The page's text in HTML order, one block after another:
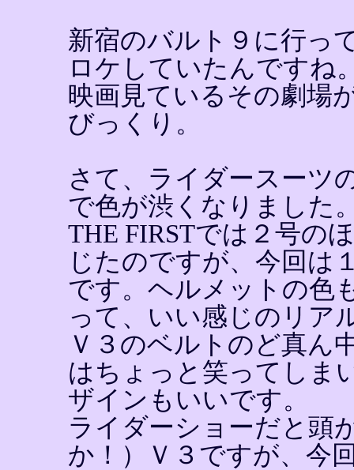
新宿のバルト９に行っ
ロケしていたんですね
映画見ているその劇場
びっくり。
さて、ライダースーツ
で色が渋くなりました
THE FIRSTでは２号の
じたのですが、今回は
です。ヘルメットの色
って、いい感じのリア
Ｖ３のベルトのど真ん
はちょっと笑ってしま
ザインもいいです。
ライダーショーだと頭
か！）Ｖ３ですが、今